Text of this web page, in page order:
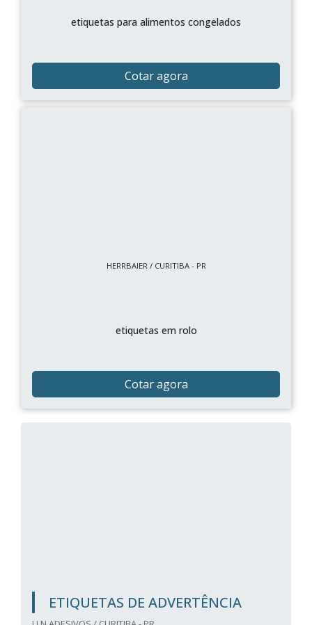
etiquetas para alimentos congelados
Cotar agora
HERRBAIER / CURITIBA - PR
etiquetas em rolo
Cotar agora
ETIQUETAS DE ADVERTÊNCIA